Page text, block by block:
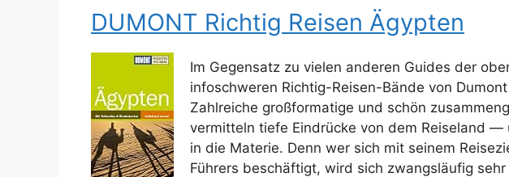
DUMONT Richtig Reisen Ägypten
Im Gegensatz zu vielen anderen Guides der
infoschweren Richtig-Reisen-Bände von
Zahlreiche großformatige und schön
vermitteln tiefe Eindrücke von dem Reiseland —
in die Materie. Denn wer sich mit seinem
Führers beschäftigt, wird sich zwangsläufig